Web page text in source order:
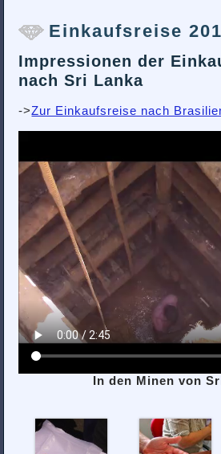
Einkaufsreise
Impressionen der
nach Sri Lanka
->Zur Einkaufsreise nach
In den Minen von